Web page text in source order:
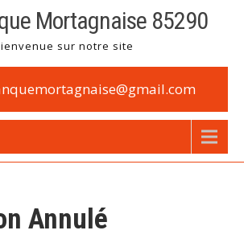
Mortagnaise 85290
sur notre site
Annulé